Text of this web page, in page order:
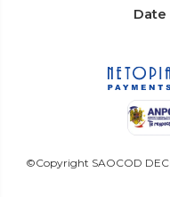
©Copyright SAOCOD